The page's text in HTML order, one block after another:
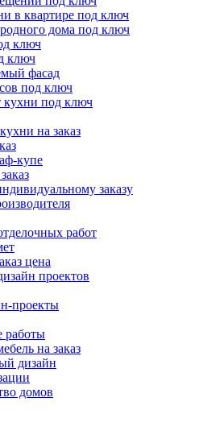
в квартире под ключ
дома под ключ
ключ
ключ
фасад
под ключ
кухни под ключ
на заказ
купе
заказу
работ
цена
проектов
проекты
работы
на заказ
дизайн
домов